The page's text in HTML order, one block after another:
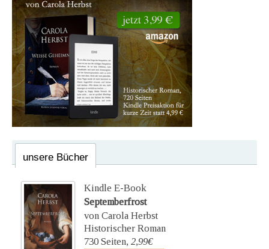
unsere Bücher
Kindle E-Book
Septemberfrost
von Carola Herbst
Historischer Roman
730 Seiten, 2,99€